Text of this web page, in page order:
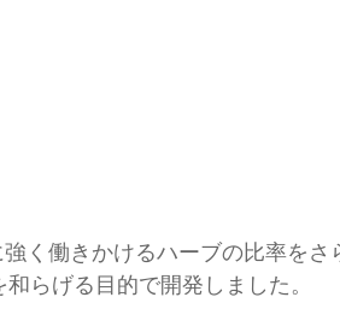
く働きかけるハーブの比率を
らげる目的で開発しました。